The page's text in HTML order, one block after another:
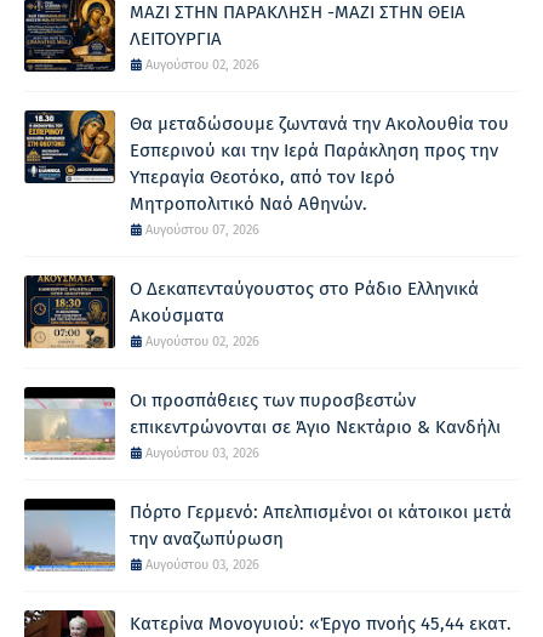
ΜΑΖΙ ΣΤΗΝ ΠΑΡΑΚΛΗΣΗ -ΜΑΖΙ ΣΤΗΝ ΘΕΙΑ
ΛΕΙΤΟΥΡΓΙΑ
Αυγούστου 02, 2026
Θα μεταδώσουμε ζωντανά την Ακολουθία του
Εσπερινού και την Ιερά Παράκληση προς την
Υπεραγία Θεοτόκο, από τον Ιερό
Μητροπολιτικό Ναό Αθηνών.
Αυγούστου 07, 2026
Ο Δεκαπενταύγουστος στο Ράδιο Ελληνικά
Ακούσματα
Αυγούστου 02, 2026
Οι προσπάθειες των πυροσβεστών
επικεντρώνονται σε Άγιο Νεκτάριο & Κανδήλι
Αυγούστου 03, 2026
Πόρτο Γερμενό: Απελπισμένοι οι κάτοικοι μετά
την αναζωπύρωση
Αυγούστου 03, 2026
Κατερίνα Μονογυιού: «Έργο πνοής 45,44 εκατ.